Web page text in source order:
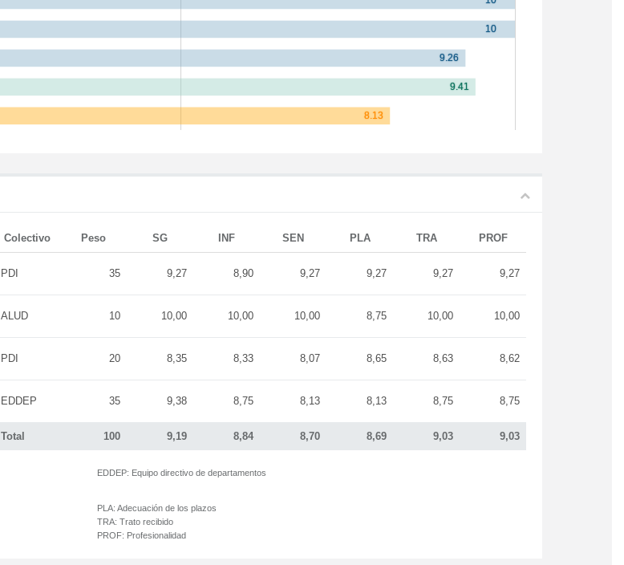
Colectivo Peso SG INF SEN PLA TRA PROF
Total 100 9,19 8,84 8,70 8,69 9,03 9,03
PDI 35 9,27 8,90 9,27 9,27 9,27 9,27
ALUD 10 10,00 10,00 10,00 8,75 10,00 10,00
PDI 20 8,35 8,33 8,07 8,65 8,63 8,62
EDDEP 35 9,38 8,75 8,13 8,13 8,75 8,75
EDDEP: Equipo directivo de departamentos
PLA: Adecuación de los plazos
TRA: Trato recibido
PROF: Profesionalidad